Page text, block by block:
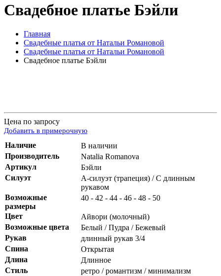
Свадебное платье Бэйли
Главная
Свадебные платья от Натальи Романовой
Свадебные платья от Натальи Романовой
Свадебное платье Бэйли
Цена по запросу
Добавить в примерочную
Наличие
В наличии
Производитель
Natalia Romanova
Артикул
Бэйли
Силуэт
А-силуэт (трапеция) / С длинным
рукавом
Возможные
размеры
40 - 42 - 44 - 46 - 48 - 50
Цвет
Айвори (молочный)
Возможные цвета
Белый / Пудра / Бежевый
Рукав
длинный рукав 3/4
Спина
Открытая
Длина
Длинное
Стиль
ретро / романтизм / минимализм